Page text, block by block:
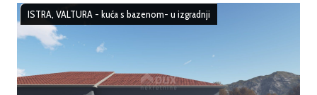
ISTRA, VALTURA - kuća s bazenom- u izgradnji